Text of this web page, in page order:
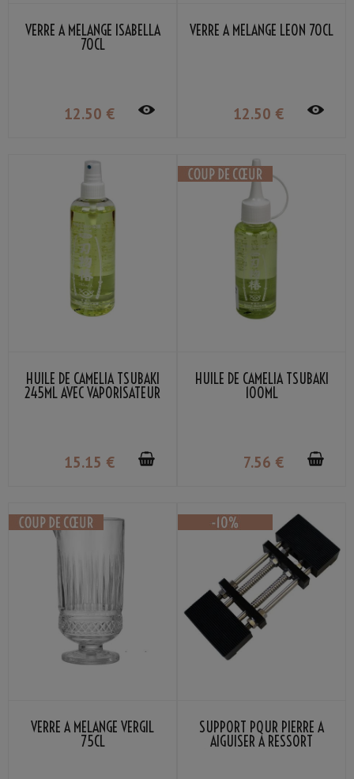
VERRE À MÉLANGE ISABELLA
70CL
12.50 €
VERRE À MÉLANGE LEON 70CL
12.50 €
HUILE DE CAMÉLIA TSUBAKI
245ML AVEC VAPORISATEUR
15.15 €
HUILE DE CAMÉLIA TSUBAKI
100ML
7.56 €
VERRE À MÉLANGE VERGIL
75CL
SUPPORT POUR PIERRE À
AIGUISER À RESSORT